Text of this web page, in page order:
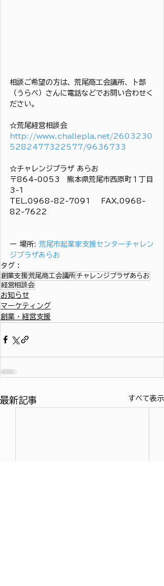
相談ご希望の方は、荒尾商工会議所、卜部
（うらべ）さんに電話などでお問い合わせく
ださい。
☆荒尾経営相談会
http://www.challepla.net/2603230
5282477322577/9636733
☆チャレンジプラザ あらお
〒864-0053　熊本県荒尾市西原町１丁目
3-1
TEL.0968-82-7091 　FAX.0968-
82-7622
ー 場所: 荒尾市起業家支援センターチャレン
ジプラザあらお
タグ：
創業支援荒尾商工会議所 チャレンジプラザあらお
経営相談会
お知らせ
マーケティング
創業・経営支援
最新記事 すべて表示